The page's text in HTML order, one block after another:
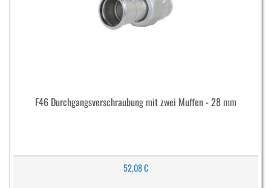
F46 Durchgangsverschraubung mit zwei Muffen - 28 mm
52,08 €